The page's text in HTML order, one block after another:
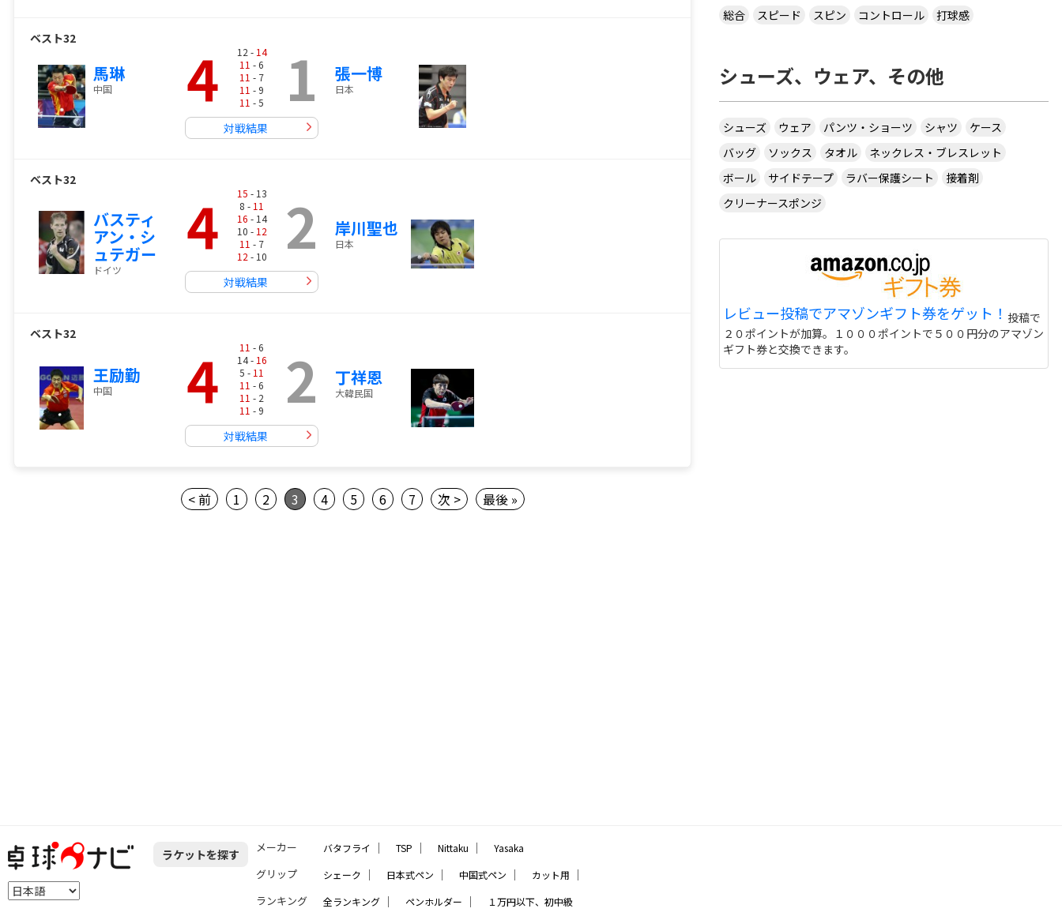
ベスト32
馬琳
中国 4 12 - 14
11 - 6
11 - 7
11 - 9
11 - 5 1
対戦結果
張一博
日本
ベスト32
バスティ
アン・シ
ュテガー
ドイツ
4 15 - 13
8 - 11
16 - 14
10 - 12
11 - 7
12 - 10 2
対戦結果
岸川聖也
日本
ベスト32
王励勤
中国 4 11 - 6
14 - 16
5 - 11
11 - 6
11 - 2
11 - 9 2
対戦結果
丁祥恩
大韓民国
< 前 1 2 3 4 5 6 7 次 > 最後 »
総合
スピード スピン コントロール 打球感
シューズ、ウェア、その他
シューズ ウェア パンツ・ショーツ シャツ
ケース
バッグ
ソックス タオル
ネックレス・ブレスレット
ボール
サイドテープ ラバー保護シート
接着剤
クリーナースポンジ
レビュー投稿でアマゾンギフト券をゲット！ 投稿で
２０ポイントが加算。１０００ポイントで５００円分のアマゾン
ギフト券と交換できます。
ラケットを探す メーカー バタフライ ｜ TSP ｜ Nittaku ｜ Yasaka
グリップ シェーク ｜ 日本式ペン ｜ 中国式ペン ｜ カット用 ｜
ランキング 全ランキング ｜ ペンホルダー ｜ １万円以下、初中級